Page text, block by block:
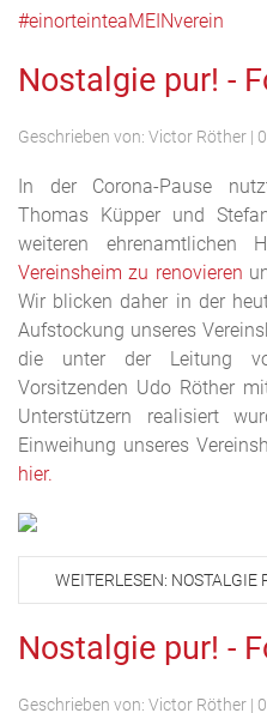
#einorteinteaMEINverein
Nostalgie pur! -
Geschrieben von: Victor Röther |
In der Corona-Pause
Thomas Küpper und
weiteren
Vereinsheim zu renovieren
Wir blicken daher in der
Aufstockung unseres
die unter der Leitung
Vorsitzenden Udo Röther
Unterstützern realisiert
Einweihung unseres
hier.
WEITERLESEN: NOSTALGIE
Nostalgie pur! -
Geschrieben von: Victor Röther |